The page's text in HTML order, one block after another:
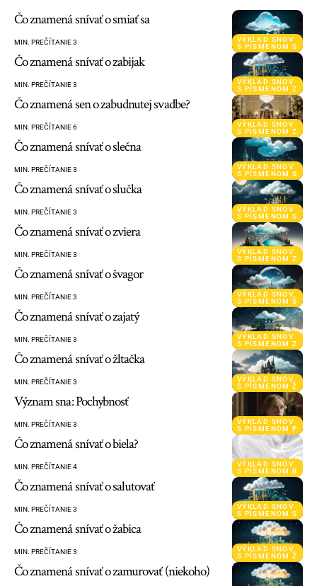
VÝKLAD SNOV
S PÍSMENOM S
Čo znamená snívať o smiať sa
MIN. PREČÍTANIE 3
VÝKLAD SNOV
S PÍSMENOM Z
Čo znamená snívať o zabijak
MIN. PREČÍTANIE 3
VÝKLAD SNOV
S PÍSMENOM Z
Čo znamená sen o zabudnutej svadbe?
MIN. PREČÍTANIE 6
VÝKLAD SNOV
S PÍSMENOM S
Čo znamená snívať o slečna
MIN. PREČÍTANIE 3
VÝKLAD SNOV
S PÍSMENOM S
Čo znamená snívať o slučka
MIN. PREČÍTANIE 3
VÝKLAD SNOV
S PÍSMENOM Z
Čo znamená snívať o zviera
MIN. PREČÍTANIE 3
VÝKLAD SNOV
S PÍSMENOM Š
Čo znamená snívať o švagor
MIN. PREČÍTANIE 3
VÝKLAD SNOV
S PÍSMENOM Z
Čo znamená snívať o zajatý
MIN. PREČÍTANIE 3
VÝKLAD SNOV
S PÍSMENOM Ž
Čo znamená snívať o žltačka
MIN. PREČÍTANIE 3
VÝKLAD SNOV
S PÍSMENOM P
Význam sna: Pochybnosť
MIN. PREČÍTANIE 3
VÝKLAD SNOV
S PÍSMENOM B
Čo znamená snívať o biela?
MIN. PREČÍTANIE 4
VÝKLAD SNOV
S PÍSMENOM S
Čo znamená snívať o salutovať
MIN. PREČÍTANIE 3
VÝKLAD SNOV
S PÍSMENOM Ž
Čo znamená snívať o žabica
MIN. PREČÍTANIE 3
Čo znamená snívať o zamurovať (niekoho)